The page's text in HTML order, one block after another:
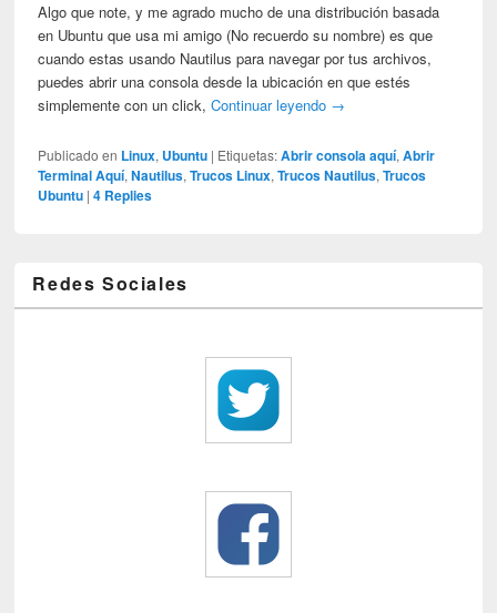
Algo que note, y me agrado mucho de una distribución basada
en Ubuntu que usa mi amigo (No recuerdo su nombre) es que
cuando estas usando Nautilus para navegar por tus archivos,
puedes abrir una consola desde la ubicación en que estés
simplemente con un click,Continuar leyendo →
Publicado en Linux, Ubuntu | Etiquetas: Abrir consola aquí,Abrir
Terminal Aquí,Nautilus,Trucos Linux,Trucos Nautilus,Trucos
Ubuntu |4 Replies
Redes Sociales